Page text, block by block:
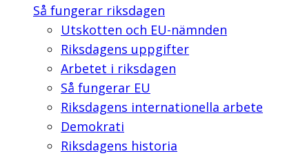
Så fungerar riksdagen
Utskotten och EU-nämnden
Riksdagens uppgifter
Arbetet i riksdagen
Så fungerar EU
Riksdagens internationella arbete
Demokrati
Riksdagens historia